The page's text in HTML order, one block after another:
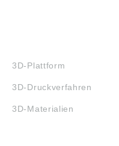
3D-Plattform
3D-Druckverfahren
3D-Materialien